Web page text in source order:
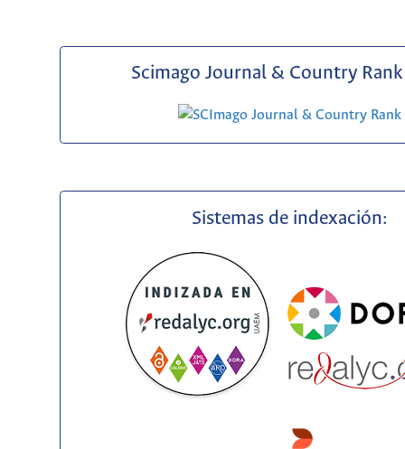
Scimago Journal & Country Rank
Sistemas de indexación: